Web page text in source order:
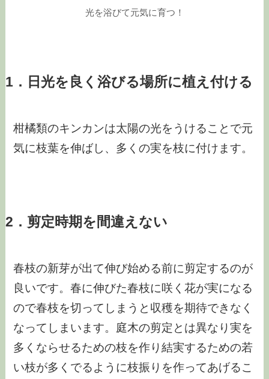
光を浴びて元気に育つ！
1．日光を良く浴びる場所に植え付ける
柑橘類のキンカンは太陽の光をうけることで元
気に枝葉を伸ばし、多くの実を枝に付けます。
2．剪定時期を間違えない
春枝の新芽が出て伸び始める前に剪定するのが
良いです。春に伸びた春枝に咲く花が実になる
ので春枝を切ってしまうと収穫を期待できなく
なってしまいます。庭木の剪定とは異なり実を
多くならせるための枝を作り結実するための若
い枝が多くでるように枝振りを作ってあげるこ